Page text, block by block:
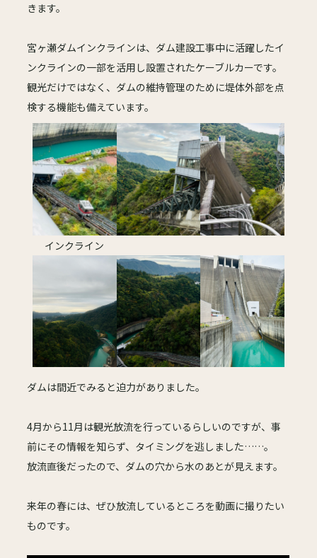
きます。
宮ヶ瀬ダムインクラインは、ダム建設工事中に活躍したイ
ンクラインの一部を活用し設置されたケーブルカーです。
観光だけではなく、ダムの維持管理のために堤体外部を点
検する機能も備えています。
インクライン
ダムは間近でみると迫力がありました。
4月から11月は観光放流を行っているらしいのですが、事
前にその情報を知らず、タイミングを逃しました……。
放流直後だったので、ダムの穴から水のあとが見えます。
来年の春には、ぜひ放流しているところを動画に撮りたい
ものです。